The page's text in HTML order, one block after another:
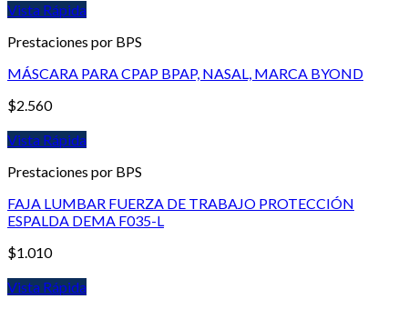
Vista Rápida
Prestaciones por BPS
MÁSCARA PARA CPAP BPAP, NASAL, MARCA BYOND
$2.560
Vista Rápida
Prestaciones por BPS
FAJA LUMBAR FUERZA DE TRABAJO PROTECCIÓN
ESPALDA DEMA F035-L
$1.010
Vista Rápida